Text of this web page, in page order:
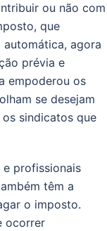
ou não com
que
agora
prévia e
empoderou os
se desejam
sindicatos que
profissionais
têm a
o imposto.
ocorrer